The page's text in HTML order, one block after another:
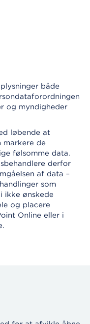
både
og myndigheder
løbende at
markere de
følsomme data.
derfor
af data –
som
ikke ønskede
og placere
Online eller i